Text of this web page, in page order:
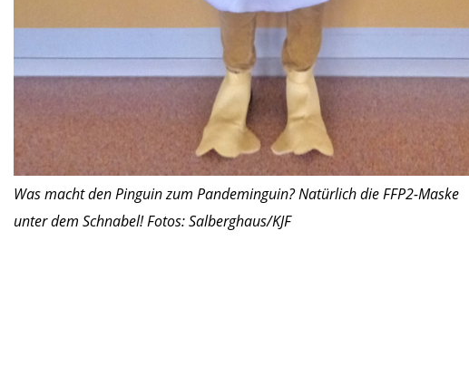
Was macht den Pinguin zum Pandeminguin? Natürlich die FFP2-Maske
unter dem Schnabel! Fotos: Salberghaus/KJF